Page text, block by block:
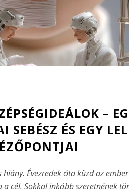
–
SEBÉSZ ÉS EGY
Évezredek óta küzd az
cél. Sokkal inkább szeretnének